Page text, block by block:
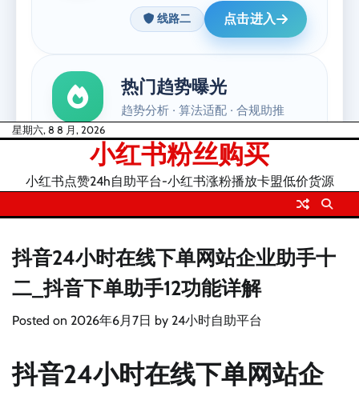
Skip星期六, 8 8 月, 2026
小红书粉丝购买
小红书点赞24h自助平台-小红书涨粉播放卡盟低价货源
抖音24小时在线下单网站企业助手十
二_抖音下单助手12功能详解
Posted on 2026年6月7日 by 24小时自助平台
抖音24小时在线下单网站企